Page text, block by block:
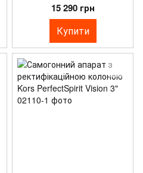
15 290 грн
Купити